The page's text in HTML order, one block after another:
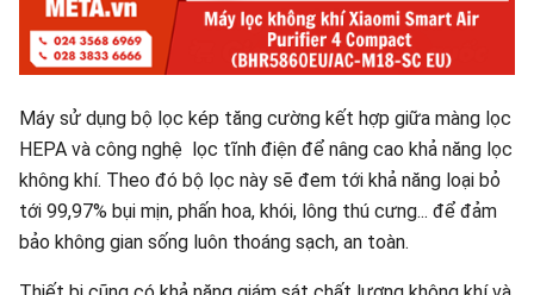
Máy sử dụng bộ lọc kép tăng cường kết hợp giữa màng lọc
HEPA và công nghệ lọc tĩnh điện để nâng cao khả năng lọc
không khí. Theo đó bộ lọc này sẽ đem tới khả năng loại bỏ
tới 99,97% bụi mịn, phấn hoa, khói, lông thú cưng... để đảm
bảo không gian sống luôn thoáng sạch, an toàn.